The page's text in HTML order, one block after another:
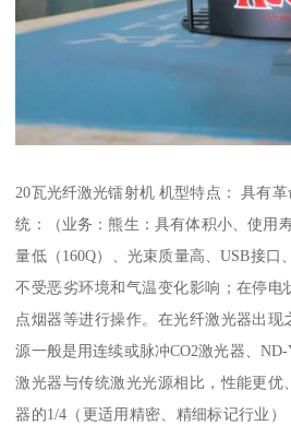
20瓦光纤激光镭射机 机型特点： 具有
统：（业务：熊生：具有体积小、使用
量低（160Q）、光束质量高、USB接口
不受恶劣环境和气温变化影响；在停电
点烟器等进行操作。在光纤激光器出
源一般是用连续或脉冲CO2激光器、
激光器与传统激光光源相比，性能更优
器的1/4（更适用精密、精细标记行业